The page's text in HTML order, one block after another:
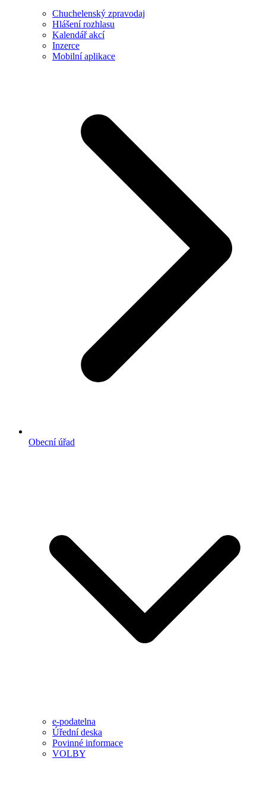
Chuchelenský zpravodaj
Hlášení rozhlasu
Kalendář akcí
Inzerce
Mobilní aplikace
Obecní úřad
e-podatelna
Úřední deska
Povinné informace
VOLBY